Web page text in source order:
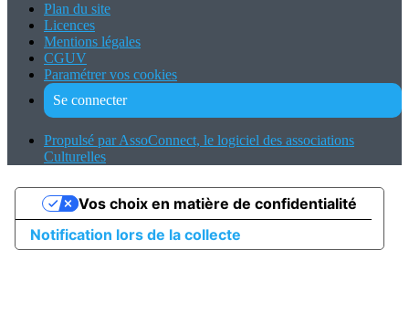
Plan du site
Licences
Mentions légales
CGUV
Paramétrer vos cookies
Se connecter
Propulsé par AssoConnect, le logiciel des associations
Culturelles
Notification lors de la collecte
Vos choix en matière de confidentialité